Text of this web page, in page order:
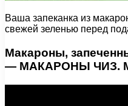
Ваша запеканка из
свежей зеленью перед
Макароны,
— МАКАРОНЫ ЧИЗ.